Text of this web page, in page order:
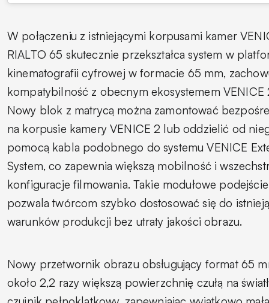
W połączeniu z istniejącymi korpusami kamer
RIALTO 65 skutecznie przekształca system w
kinematografii cyfrowej w formacie 65 mm,
kompatybilność z obecnym ekosystemem VENICE
Nowy blok z matrycą można zamontować
na korpusie kamery VENICE 2 lub oddzielić od
pomocą kabla podobnego do systemu VENICE
System, co zapewnia większą mobilność i
konfiguracje filmowania. Takie modułowe podejście
pozwala twórcom szybko dostosować się do
warunków produkcji bez utraty jakości obrazu.
Nowy przetwornik obrazu obsługujący format 65
około 2,2 razy większą powierzchnię czułą na